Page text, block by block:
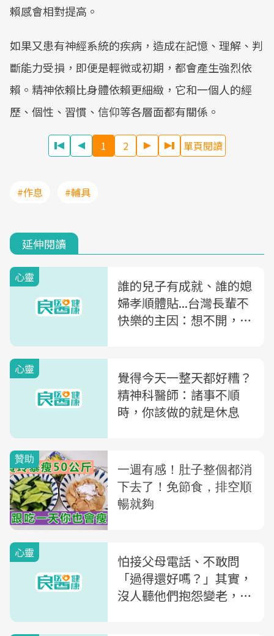
賴感會相對提高。
如果又患有神經系統的疾病，造成在記憶、理解、判
斷能力受損，即便是輕微或初期，都會產生強烈依
賴。精神依賴比身體依賴更細緻，它和一個人的經
歷、個性、習慣、信仰等各層面都有關係。
1 2 單頁閱讀
#作息 #輔具
延伸閱讀
心靈
誰的兒子有成就、誰的媳
婦孝順體貼...台灣長輩不
快樂的主因：想不開，放
心靈
覺得今天一整天都好糟？
精神科醫師：諸事不順
時，你該做的就是休息
心靈
怕接父母電話、不敢問
「過得還好嗎？」其實，
沒人聽他們抱怨變老，才